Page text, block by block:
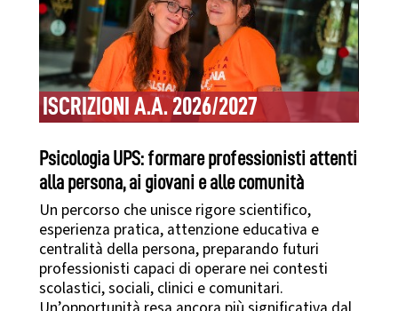
ISCRIZIONI A.A. 2026/2027
Psicologia UPS: formare professionisti attenti
alla persona, ai giovani e alle comunità
Un percorso che unisce rigore scientifico,
esperienza pratica, attenzione educativa e
centralità della persona, preparando futuri
professionisti capaci di operare nei contesti
scolastici, sociali, clinici e comunitari.